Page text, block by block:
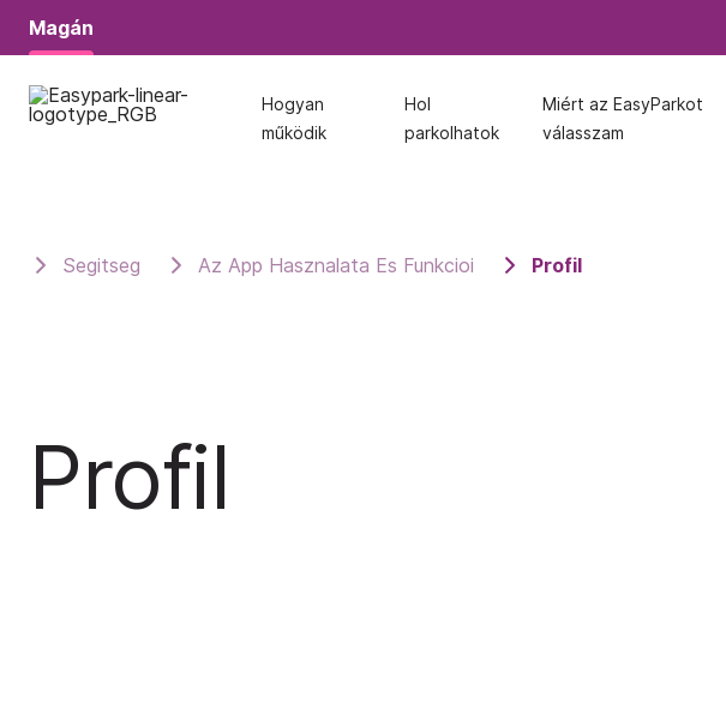
Magán
Hogyan
működik
Hol
parkolhatok
Miért az EasyParkot
válasszam
Magán
Hogyan
működik
Hol
parkolhatok
Miért az EasyParkot
válasszam
Segitseg Az App Hasznalata Es Funkcioi Profil
Profil